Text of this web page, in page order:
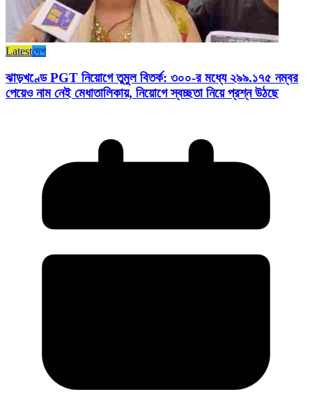
Latestদেশ
ঝাড়খণ্ডে PGT নিয়োগে তুমুল বিতর্ক: ৩০০-র মধ্যে ২৯৯.১৭৫ নম্বর
পেয়েও নাম নেই মেধাতালিকায়, নিয়োগে স্বচ্ছতা নিয়ে প্রশ্ন উঠছে